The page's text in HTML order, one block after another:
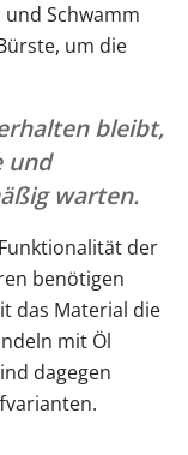
Schwamm
um die
bleibt,
und
warten.
der
benötigen
das Material die
mit Öl
dagegen